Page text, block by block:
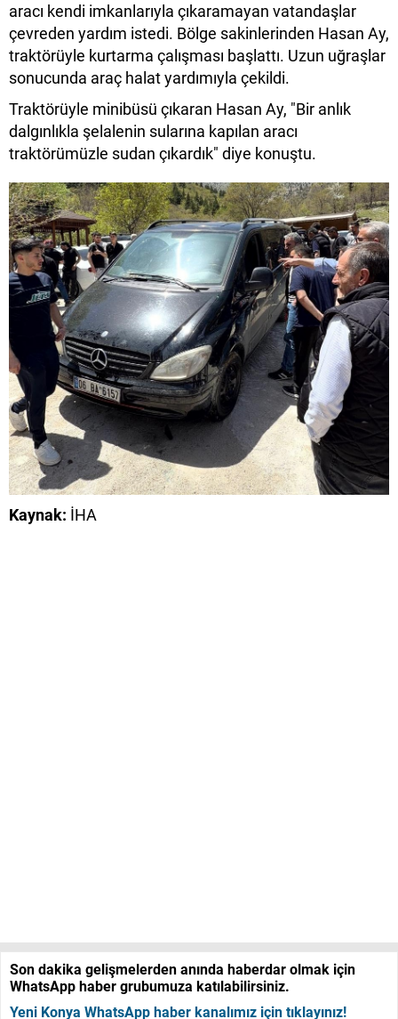
aracı kendi imkanlarıyla çıkaramayan vatandaşlar
çevreden yardım istedi. Bölge sakinlerinden Hasan Ay,
traktörüyle kurtarma çalışması başlattı. Uzun uğraşlar
sonucunda araç halat yardımıyla çekildi.
Traktörüyle minibüsü çıkaran Hasan Ay, "Bir anlık
dalgınlıkla şelalenin sularına kapılan aracı
traktörümüzle sudan çıkardık" diye konuştu.
Kaynak: İHA
Son dakika gelişmelerden anında haberdar olmak için
WhatsApp haber grubumuza katılabilirsiniz.
Yeni Konya WhatsApp haber kanalımız için tıklayınız!